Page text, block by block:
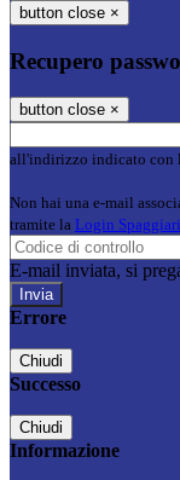
button close ×
Recupero
button close ×
all'indirizzo indicato con
Non hai una e-mail
tramite la Login Spaggiari
E-mail inviata, si
Errore
Chiudi
Successo
Chiudi
Informazione